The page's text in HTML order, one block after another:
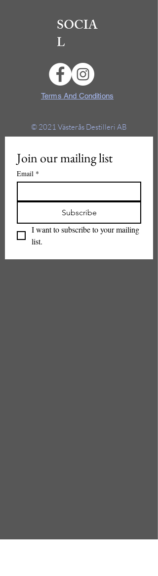
SOCIA
L
Terms And Conditions
© 2021 Västerås Destilleri AB
Join our mailing list
Email *
Subscribe
I want to subscribe to your mailing
list.